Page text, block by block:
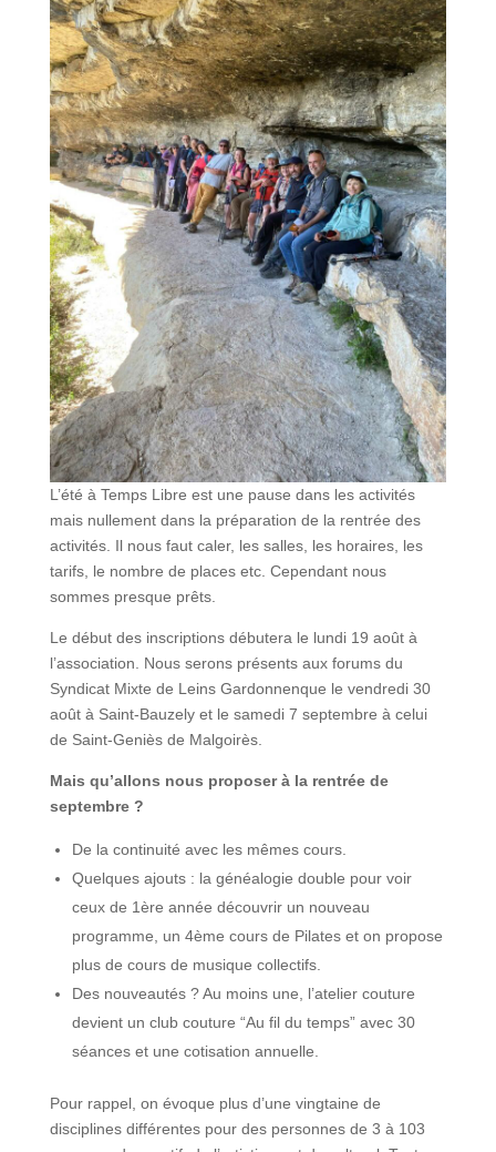
L’été à Temps Libre est une pause dans les activités
mais nullement dans la préparation de la rentrée des
activités. Il nous faut caler, les salles, les horaires, les
tarifs, le nombre de places etc. Cependant nous
sommes presque prêts.
Le début des inscriptions débutera le lundi 19 août à
l’association. Nous serons présents aux forums du
Syndicat Mixte de Leins Gardonnenque le vendredi 30
août à Saint-Bauzely et le samedi 7 septembre à celui
de Saint-Geniès de Malgoirès.
Mais qu’allons nous proposer à la rentrée de
septembre ?
De la continuité avec les mêmes cours.
Quelques ajouts : la généalogie double pour voir
ceux de 1ère année découvrir un nouveau
programme, un 4ème cours de Pilates et on propose
plus de cours de musique collectifs.
Des nouveautés ? Au moins une, l’atelier couture
devient un club couture “Au fil du temps” avec 30
séances et une cotisation annuelle.
Pour rappel, on évoque plus d’une vingtaine de
disciplines différentes pour des personnes de 3 à 103